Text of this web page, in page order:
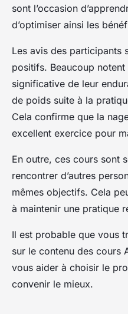
sont l’occasion
d’optimiser ainsi les
Les avis des participants
positifs. Beaucoup
significative de leur
de poids suite à la
Cela confirme que la
excellent exercice pour
En outre, ces cours sont
rencontrer d’autres
mêmes objectifs. Cela
à maintenir une pratique
Il est probable que vous
sur le contenu des cours
vous aider à choisir le
convenir le mieux.